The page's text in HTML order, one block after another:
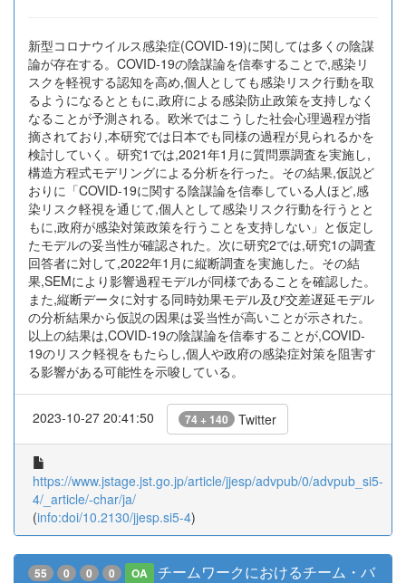
新型コロナウイルス感染症(COVID-19)に関しては多くの陰謀
論が存在する。COVID-19の陰謀論を信奉することで,感染リ
スクを軽視する認知を高め,個人としても感染リスク行動を取
るようになるとともに,政府による感染防止政策を支持しなく
なることが予測される。欧米ではこうした社会心理過程が指
摘されており,本研究では日本でも同様の過程が見られるかを
検討していく。研究1では,2021年1月に質問票調査を実施し,
構造方程式モデリングによる分析を行った。その結果,仮説ど
おりに「COVID-19に関する陰謀論を信奉している人ほど,感
染リスク軽視を通じて,個人として感染リスク行動を行うとと
もに,政府が感染対策政策を行うことを支持しない」と仮定し
たモデルの妥当性が確認された。次に研究2では,研究1の調査
回答者に対して,2022年1月に縦断調査を実施した。その結
果,SEMにより影響過程モデルが同様であることを確認した。
また,縦断データに対する同時効果モデル及び交差遅延モデル
の分析結果から仮説の因果は妥当性が高いことが示された。
以上の結果は,COVID-19の陰謀論を信奉することが,COVID-
19のリスク軽視をもたらし,個人や政府の感染症対策を阻害す
る影響がある可能性を示唆している。
2023-10-27 20:41:50 74 + 140 Twitter
https://www.jstage.jst.go.jp/article/jjesp/advpub/0/advpub_si5-
4/_article/-char/ja/
(info:doi/10.2130/jjesp.si5-4)
55 0 0 0 OA
チームワークにおけるチーム・バ